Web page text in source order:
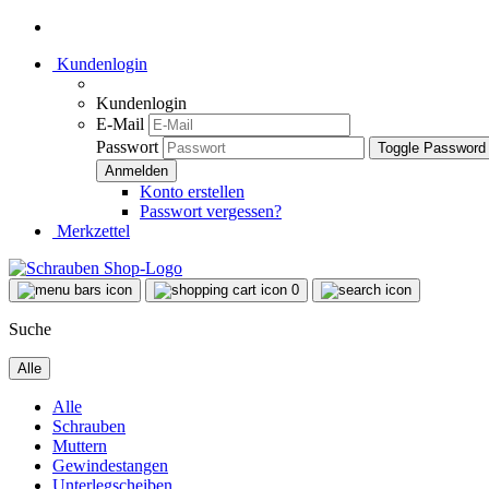
Kundenlogin
Kundenlogin
E-Mail
Passwort
Toggle
Konto erstellen
Passwort vergessen?
Merkzettel
0
Suche
Alle
Alle
Schrauben
Muttern
Gewindestangen
Unterlegscheiben